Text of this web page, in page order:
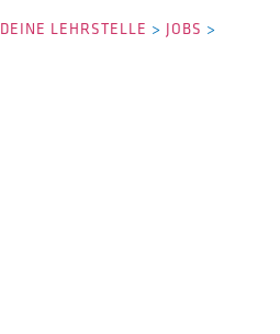
DEINE LEHRSTELLE > JOBS >